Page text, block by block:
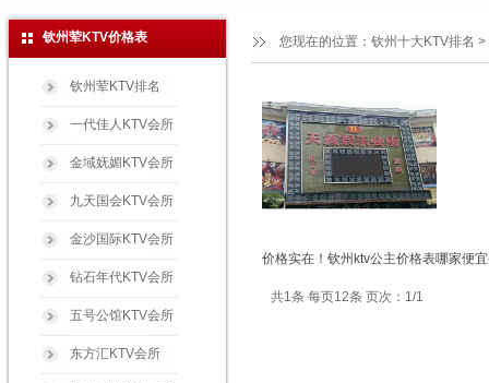
钦州荤KTV价格表
钦州荤KTV排名
一代佳人KTV会所
金域妩媚KTV会所
九天国会KTV会所
金沙国际KTV会所
钻石年代KTV会所
五号公馆KTV会所
东方汇KTV会所
价格实在！钦州ktv公主价格表哪家便
共1条 每页12条 页次：1/1
您现在的位置： 钦州十大KTV排名 >